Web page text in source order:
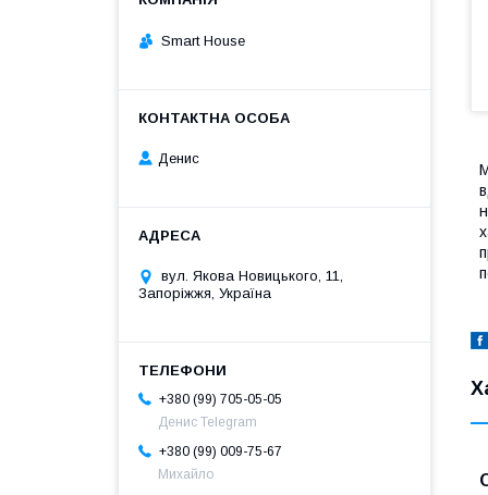
Smart House
Денис
вул. Якова Новицького, 11,
Запоріжжя, Україна
+380 (99) 705-05-05
Денис Telegram
+380 (99) 009-75-67
Михайло